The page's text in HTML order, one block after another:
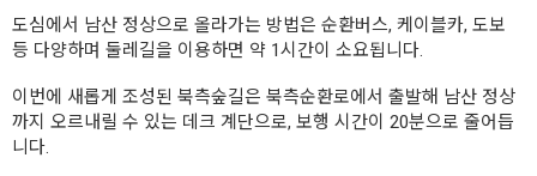
도심에서 남산 정상으로 올라가는 방법은 순환버스, 케이블카, 도보
등 다양하며 둘레길을 이용하면 약 1시간이 소요됩니다.
이번에 새롭게 조성된 북측숲길은 북측순환로에서 출발해 남산 정상
까지 오르내릴 수 있는 데크 계단으로, 보행 시간이 20분으로 줄어듭
니다.